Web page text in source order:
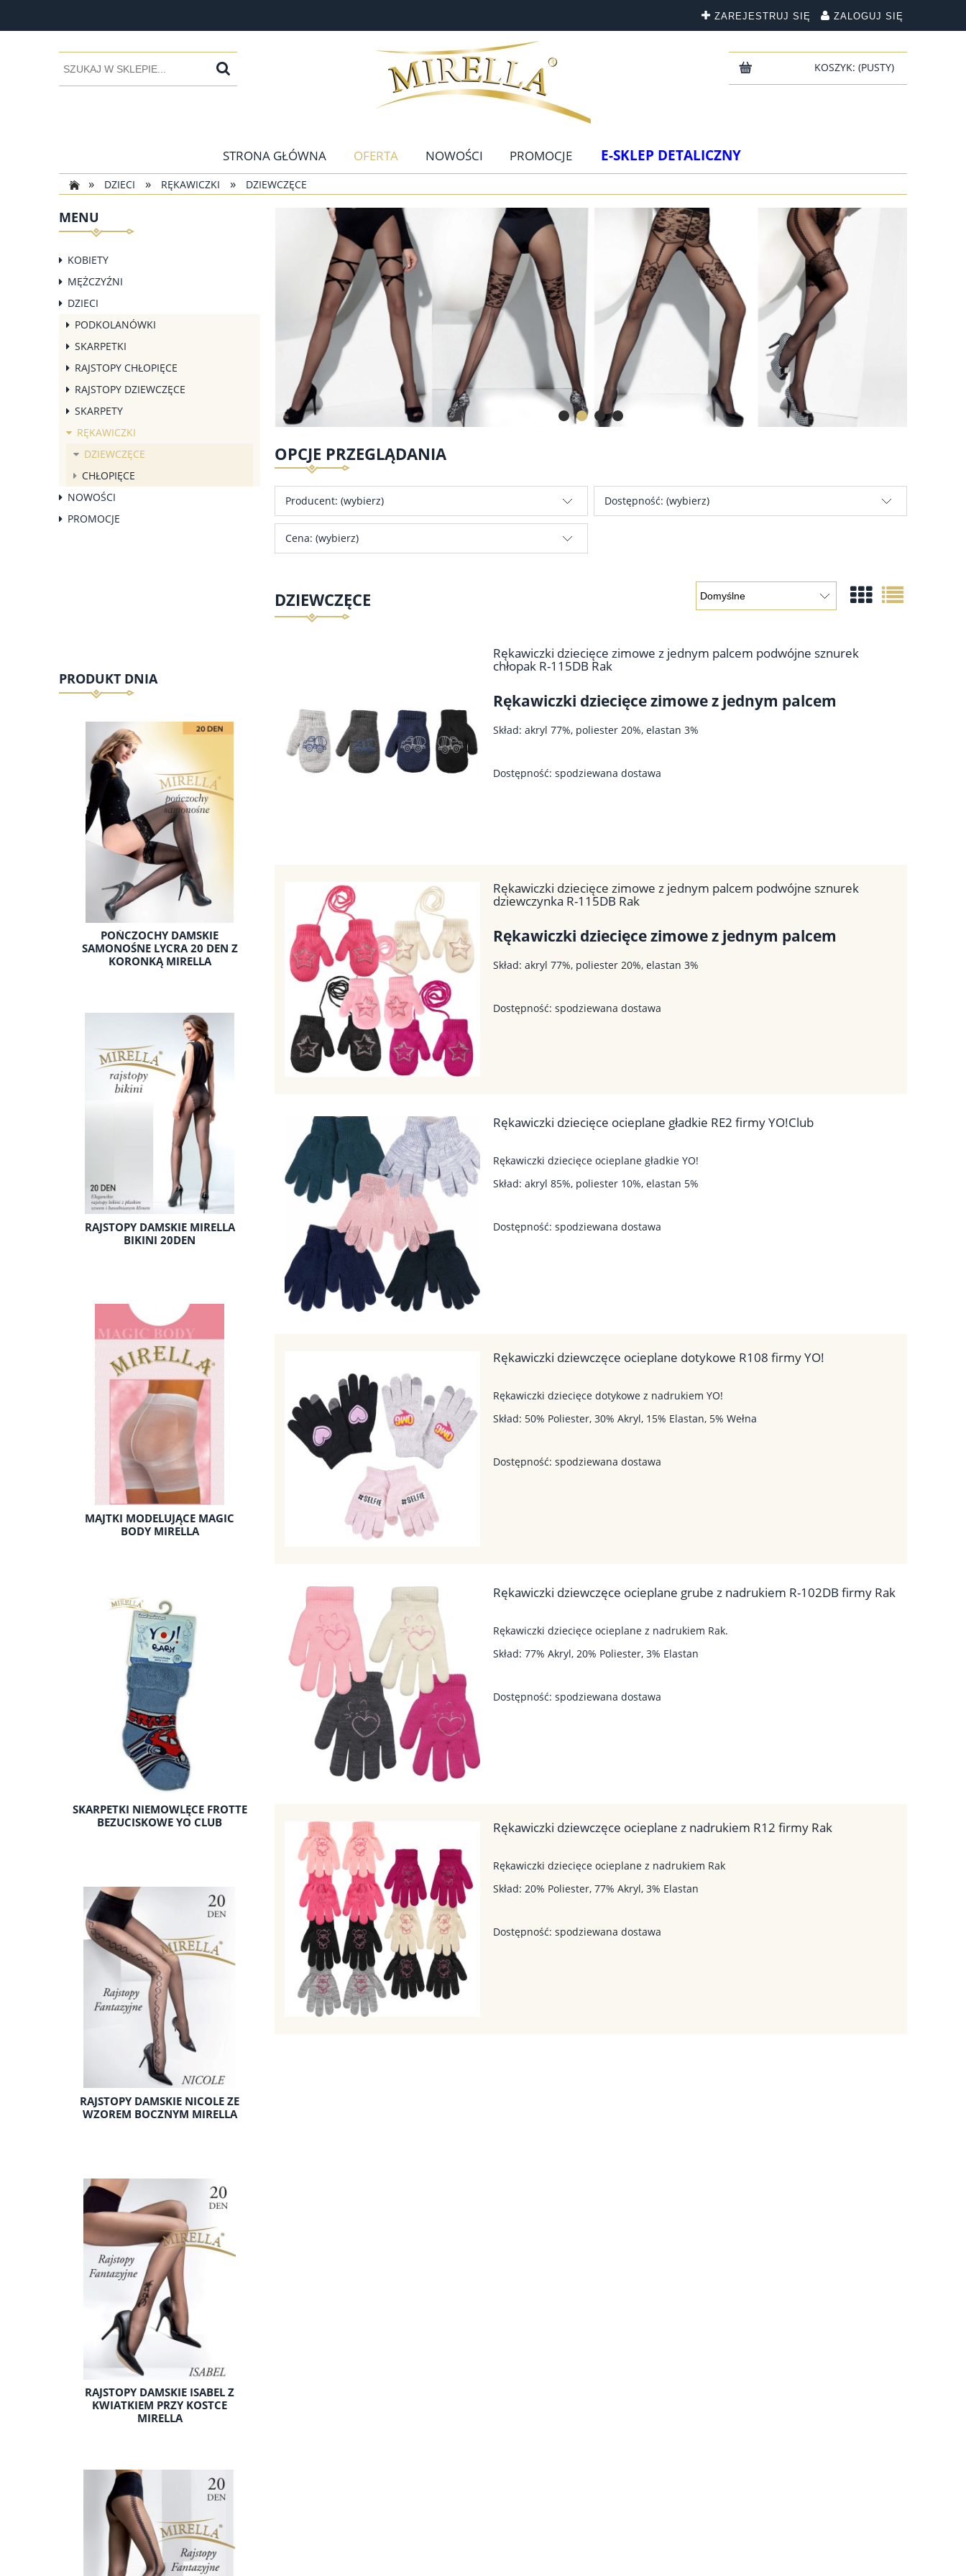
ZAREJESTRUJ SIĘ ZALOGUJ SIĘ
KOSZYK: (PUSTY)
STRONA GŁÓWNA OFERTA NOWOŚCI PROMOCJE E-SKLEP DETALICZNY
» DZIECI » RĘKAWICZKI » DZIEWCZĘCE
MENU
KOBIETY
MĘŻCZYŹNI
DZIECI
PODKOLANÓWKI
SKARPETKI
RAJSTOPY CHŁOPIĘCE
RAJSTOPY DZIEWCZĘCE
SKARPETY
RĘKAWICZKI
DZIEWCZĘCE
CHŁOPIĘCE
NOWOŚCI
PROMOCJE
PRODUKT DNIA
POŃCZOCHY DAMSKIE
SAMONOŚNE LYCRA 20 DEN Z
KORONKĄ MIRELLA
RAJSTOPY DAMSKIE MIRELLA
BIKINI 20DEN
MAJTKI MODELUJĄCE MAGIC
BODY MIRELLA
SKARPETKI NIEMOWLĘCE FROTTE
BEZUCISKOWE YO CLUB
RAJSTOPY DAMSKIE NICOLE ZE
WZOREM BOCZNYM MIRELLA
RAJSTOPY DAMSKIE ISABEL Z
KWIATKIEM PRZY KOSTCE
MIRELLA
OPCJE PRZEGLĄDANIA
Producent: (wybierz) Dostępność: (wybierz)
Cena: (wybierz)
DZIEWCZĘCE
Rękawiczki dziecięce zimowe z jednym palcem podwójne sznurek
chłopak R-115DB Rak
Rękawiczki dziecięce zimowe z jednym palcem
Skład: akryl 77%, poliester 20%, elastan 3%
Dostępność: spodziewana dostawa
Rękawiczki dziecięce zimowe z jednym palcem podwójne sznurek
dziewczynka R-115DB Rak
Rękawiczki dziecięce zimowe z jednym palcem
Skład: akryl 77%, poliester 20%, elastan 3%
Dostępność: spodziewana dostawa
Rękawiczki dziecięce ocieplane gładkie RE2 firmy YO!Club
Rękawiczki dziecięce ocieplane gładkie YO!
Skład: akryl 85%, poliester 10%, elastan 5%
Dostępność: spodziewana dostawa
Rękawiczki dziewczęce ocieplane dotykowe R108 firmy YO!
Rękawiczki dziecięce dotykowe z nadrukiem YO!
Skład: 50% Poliester, 30% Akryl, 15% Elastan, 5% Wełna
Dostępność: spodziewana dostawa
Rękawiczki dziewczęce ocieplane grube z nadrukiem R-102DB firmy Rak
Rękawiczki dziecięce ocieplane z nadrukiem Rak.
Skład: 77% Akryl, 20% Poliester, 3% Elastan
Dostępność: spodziewana dostawa
Rękawiczki dziewczęce ocieplane z nadrukiem R12 firmy Rak
Rękawiczki dziecięce ocieplane z nadrukiem Rak
Skład: 20% Poliester, 77% Akryl, 3% Elastan
Dostępność: spodziewana dostawa